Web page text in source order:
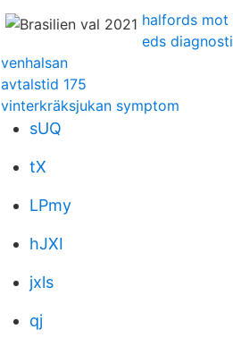
halfords
eds
venhalsan
avtalstid 175
vinterkräksjukan symptom
sUQ
tX
LPmy
hJXI
jxls
qj